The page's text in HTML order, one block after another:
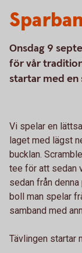
Onsdag 9
för vår
startar med
Vi spelar en
laget med lägst
bucklan.
tee för att sedan
sedan från
boll man spelar
samband med
Tävlingen startar